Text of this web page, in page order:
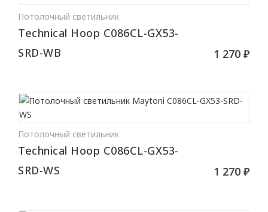
Потолочные
Подвесные
Настенные
Светодиодная лента
Блоки питания
Потолочный светильник
Technical Hoop C086CL-GX53-
SRD-WB
1 270 ₽
Потолочный светильник
Technical Hoop C086CL-GX53-
SRD-WS
1 270 ₽